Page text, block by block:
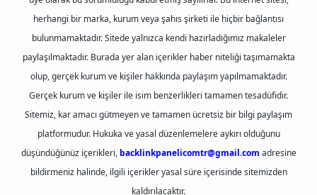
herhangi bir marka, kurum veya şahıs şirketi ile hiçbir bağlantısı
bulunmamaktadır. Sitede yalnızca kendi hazırladığımız makaleler
paylaşılmaktadır. Burada yer alan içerikler haber niteliği taşımamakta
olup, gerçek kurum ve kişiler hakkında paylaşım yapılmamaktadır.
Gerçek kurum ve kişiler ile isim benzerlikleri tamamen tesadüfidir.
Sitemiz, kar amacı gütmeyen ve tamamen ücretsiz bir bilgi paylaşım
platformudur. Hukuka ve yasal düzenlemelere aykırı olduğunu
düşündüğünüz içerikleri, backlinkpanelicomtr@gmail.com adresine
bildirmeniz halinde, ilgili içerikler yasal süre içerisinde sitemizden
kaldırılacaktır.